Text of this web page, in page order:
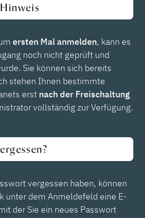
ersten Mal anmelden, kann es
noch nicht geprüft und
Sie können sich bereits
stehen Ihnen bestimmte
erst nach der Freischaltung
vollständig zur Verfügung.
vergessen haben, können
unter dem Anmeldefeld eine E-
der Sie ein neues Passwort